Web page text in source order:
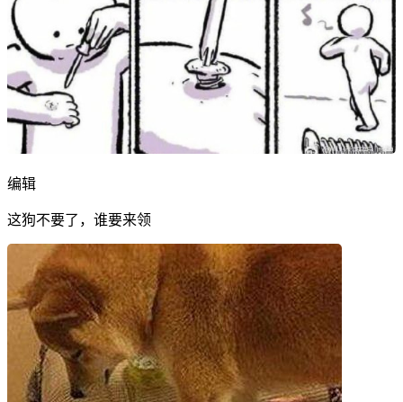
编辑
这狗不要了，谁要来领